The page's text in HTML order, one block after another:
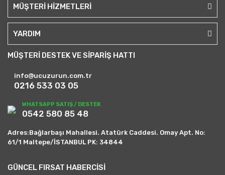
MÜŞTERİ HİZMETLERİ
YARDIM
MÜŞTERİ DESTEK VE SİPARİŞ HATTI
info@ucuzurun.com.tr
0216 533 03 05
WHATSAPP SATIŞ / DESTEK
0542 580 85 48
Adres:Bağlarbaşı Mahallesi. Atatürk Caddesi. Omay Apt. No:
61/1 Maltepe/İSTANBUL PK: 34844
GÜNCEL FIRSAT HABERCİSİ